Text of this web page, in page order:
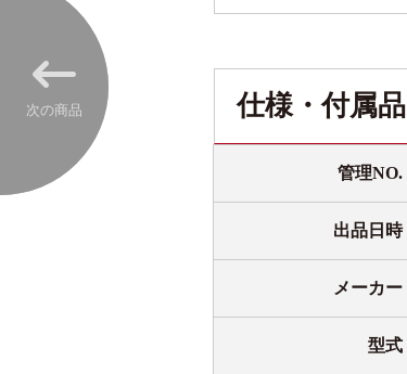
次の商品 仕様・付属品
管理NO.
出品日時
メーカー
型式